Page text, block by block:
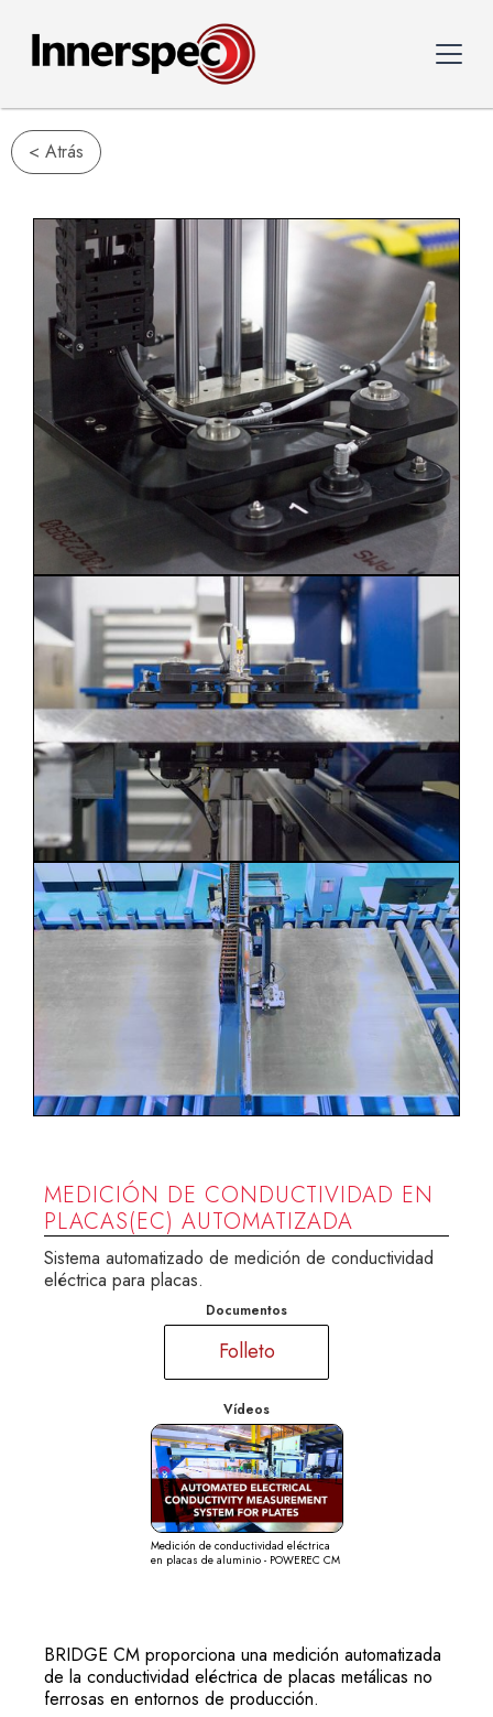
< Atrás
MEDICIÓN DE CONDUCTIVIDAD EN
PLACAS(EC) AUTOMATIZADA
Sistema automatizado de medición de conductividad
eléctrica para placas.
Documentos
Folleto
Vídeos
Medición de conductividad eléctrica
en placas de aluminio - POWEREC CM
BRIDGE CM proporciona una medición automatizada
de la conductividad eléctrica de placas metálicas no
ferrosas en entornos de producción.